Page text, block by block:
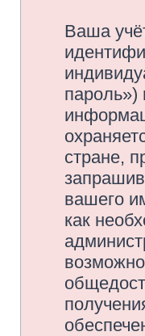
Ваша
стране,
вашего
как